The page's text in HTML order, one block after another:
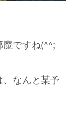
ですね(^^;
なんと某予